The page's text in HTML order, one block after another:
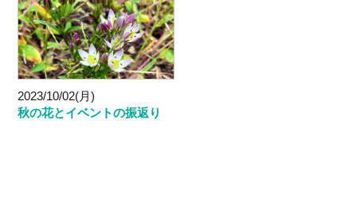
2023/10/02(月)
秋の花とイベントの振返り